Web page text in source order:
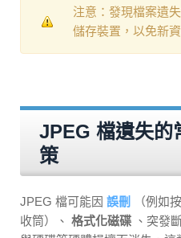
注意：發現檔案遺
儲存裝置，以免新
JPEG 檔遺失的
策
JPEG 檔可能因 誤刪
（例如
收筒）、 格式化磁碟 、突發